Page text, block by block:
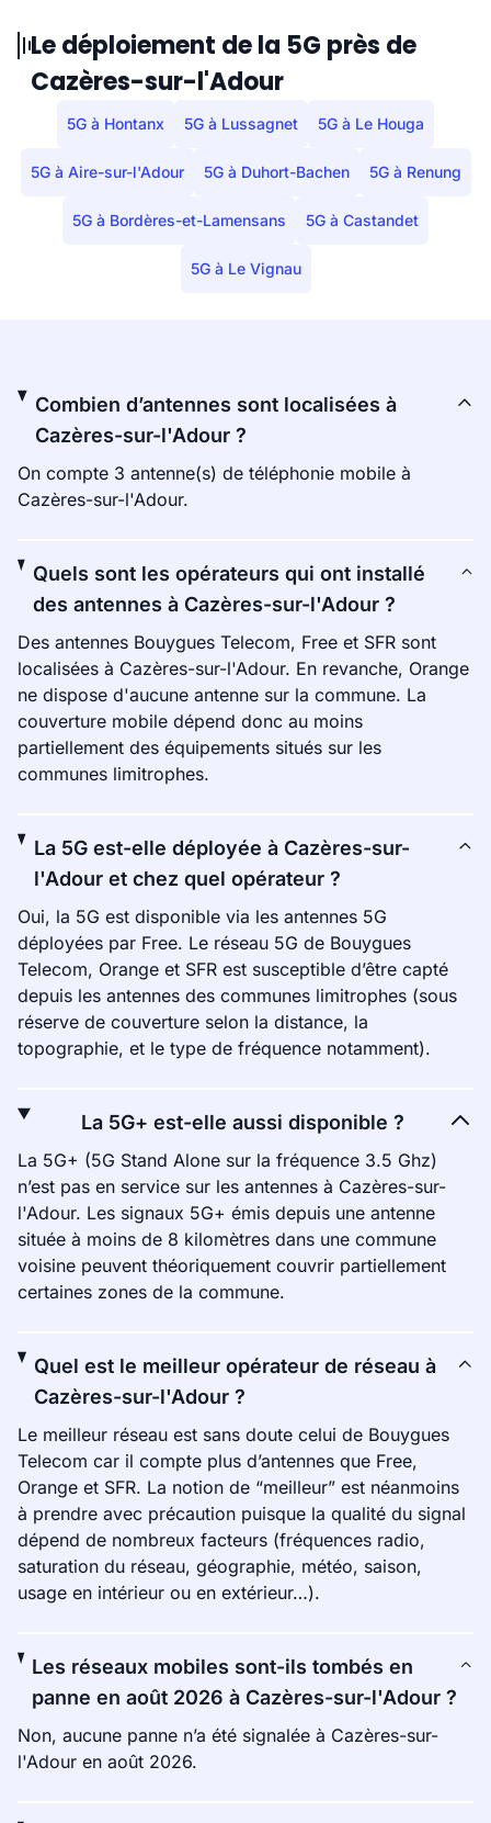
Le déploiement de la 5G près de
Cazères-sur-l'Adour
5G à Hontanx 5G à Lussagnet 5G à Le Houga
5G à Aire-sur-l'Adour 5G à Duhort-Bachen 5G à Renung
5G à Bordères-et-Lamensans 5G à Castandet
5G à Le Vignau
Combien d’antennes sont localisées à
Cazères-sur-l'Adour ?
On compte 3 antenne(s) de téléphonie mobile à
Cazères-sur-l'Adour.
Quels sont les opérateurs qui ont installé
des antennes à Cazères-sur-l'Adour ?
Des antennes Bouygues Telecom, Free et SFR sont
localisées à Cazères-sur-l'Adour. En revanche, Orange
ne dispose d'aucune antenne sur la commune. La
couverture mobile dépend donc au moins
partiellement des équipements situés sur les
communes limitrophes.
La 5G est-elle déployée à Cazères-sur-
l'Adour et chez quel opérateur ?
Oui, la 5G est disponible via les antennes 5G
déployées par Free. Le réseau 5G de Bouygues
Telecom, Orange et SFR est susceptible d’être capté
depuis les antennes des communes limitrophes (sous
réserve de couverture selon la distance, la
topographie, et le type de fréquence notamment).
La 5G+ est-elle aussi disponible ?
La 5G+ (5G Stand Alone sur la fréquence 3.5 Ghz)
n’est pas en service sur les antennes à Cazères-sur-
l'Adour. Les signaux 5G+ émis depuis une antenne
située à moins de 8 kilomètres dans une commune
voisine peuvent théoriquement couvrir partiellement
certaines zones de la commune.
Quel est le meilleur opérateur de réseau à
Cazères-sur-l'Adour ?
Le meilleur réseau est sans doute celui de Bouygues
Telecom car il compte plus d’antennes que Free,
Orange et SFR. La notion de “meilleur” est néanmoins
à prendre avec précaution puisque la qualité du signal
dépend de nombreux facteurs (fréquences radio,
saturation du réseau, géographie, météo, saison,
usage en intérieur ou en extérieur…).
Les réseaux mobiles sont-ils tombés en
panne en août 2026 à Cazères-sur-l'Adour ?
Non, aucune panne n’a été signalée à Cazères-sur-
l'Adour en août 2026.